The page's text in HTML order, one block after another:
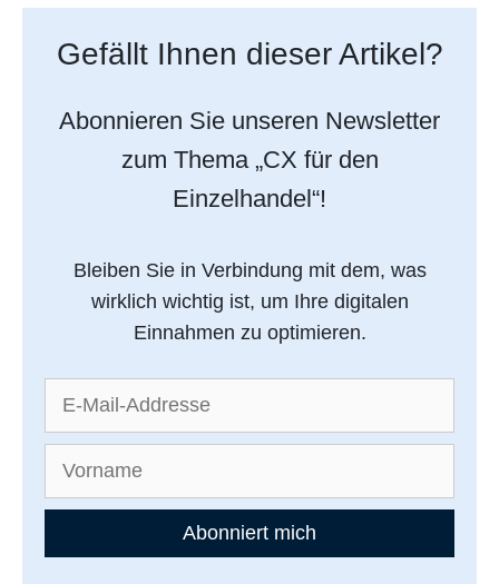
Gefällt Ihnen dieser Artikel?
Abonnieren Sie unseren Newsletter
zum Thema „CX für den
Einzelhandel“!
Bleiben Sie in Verbindung mit dem, was
wirklich wichtig ist, um Ihre digitalen
Einnahmen zu optimieren.
Abonniert mich